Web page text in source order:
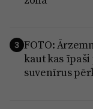
3 FOTO:
kaut kas
suvenīrus